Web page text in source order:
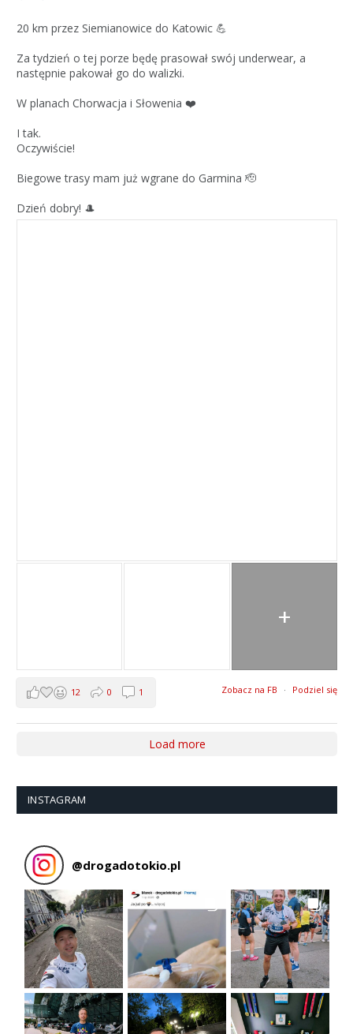
20 km przez Siemianowice do Katowic 💪
Za tydzień o tej porze będę prasował swój underwear, a
następnie pakował go do walizki.
W planach Chorwacja i Słowenia ❤️
I tak.
Oczywiście!
Biegowe trasy mam już wgrane do Garmina 🫡
Dzień dobry! 🎩
+
Zobacz na FB · Podziel się
12 0 1
Load more
INSTAGRAM
@drogadotokio.pl